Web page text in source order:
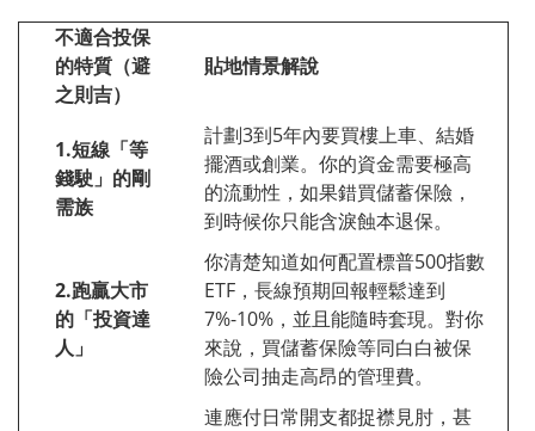
不適合投保
的特質（避
之則吉）
貼地情景解說
1.短線「等
錢駛」的剛
需族
計劃3到5年內要買樓上車、結婚
擺酒或創業。你的資金需要極高
的流動性，如果錯買儲蓄保險，
到時候你只能含淚蝕本退保。
2.跑贏大市
的「投資達
人」
你清楚知道如何配置標普500指數
ETF，長線預期回報輕鬆達到
7%-10%，並且能隨時套現。對你
來說，買儲蓄保險等同白白被保
險公司抽走高昂的管理費。
連應付日常開支都捉襟見肘，甚